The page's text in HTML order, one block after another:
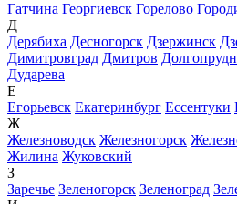
Гатчина Георгиевск Горелово
Д
Дерябиха Десногорск Дзержинск
Димитровград Дмитров
Дударева
Е
Егорьевск Екатеринбург Ессентуки
Ж
Железноводск Железногорск
Жилина Жуковский
З
Заречье Зеленогорск Зеленоград